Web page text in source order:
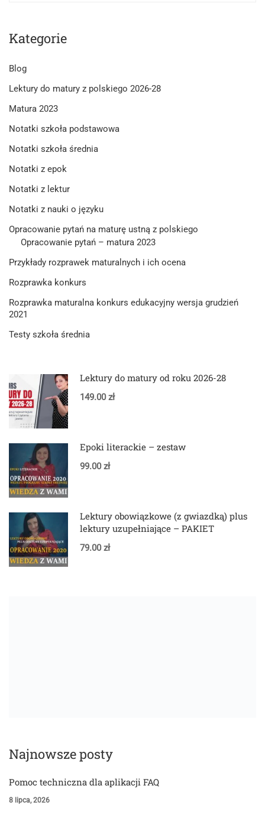
Kategorie
Blog
Lektury do matury z polskiego 2026-28
Matura 2023
Notatki szkoła podstawowa
Notatki szkoła średnia
Notatki z epok
Notatki z lektur
Notatki z nauki o języku
Opracowanie pytań na maturę ustną z polskiego
Opracowanie pytań – matura 2023
Przykłady rozprawek maturalnych i ich ocena
Rozprawka konkurs
Rozprawka maturalna konkurs edukacyjny wersja grudzień
2021
Testy szkoła średnia
Lektury do matury od roku 2026-28
149.00 zł
Epoki literackie – zestaw
99.00 zł
Lektury obowiązkowe (z gwiazdką) plus
lektury uzupełniające – PAKIET
79.00 zł
Najnowsze posty
Pomoc techniczna dla aplikacji FAQ
8 lipca, 2026